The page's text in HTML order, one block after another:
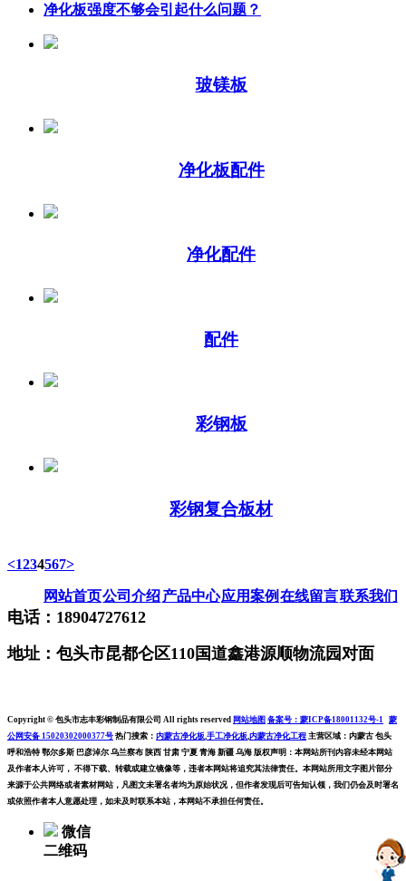
净化板强度不够会引起什么问题？
玻镁板
净化板配件
净化配件
配件
彩钢板
彩钢复合板材
<1234567>
网站首页公司介绍产品中心应用案例 在线留言联系我们
电话：18904727612
地址：包头市昆都仑区110国道鑫港源顺物流园对面
Copyright © 包头市志丰彩钢制品有限公司 All rights reserved 网站地图 备案号：蒙ICP备18001132号-1
蒙
公网安备 15020302000377号 热门搜索： 内蒙古净化板,手工净化板,内蒙古净化工程 主营区域：内蒙古 包头
呼和浩特 鄂尔多斯 巴彦淖尔 乌兰察布 陕西 甘肃 宁夏 青海 新疆 乌海 版权声明：本网站所刊内容未经本网站
及作者本人许可， 不得下载、转载或建立镜像等，违者本网站将追究其法律责任。本网站所用文字图片部分
来源于公共网络或者素材网站，凡图文未署名者均为原始状况，但作者发现后可告知认领，我们仍会及时署名
或依照作者本人意愿处理，如未及时联系本站，本网站不承担任何责任。
微信
二维码